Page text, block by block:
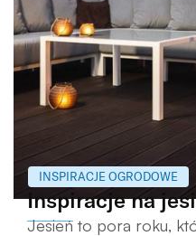
INSPIRACJE OGRODOWE
Inspiracje na
Jesień to pora roku,